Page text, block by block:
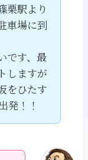
栗駅より
車場に到
です、最
しますが
をひたす
発！！